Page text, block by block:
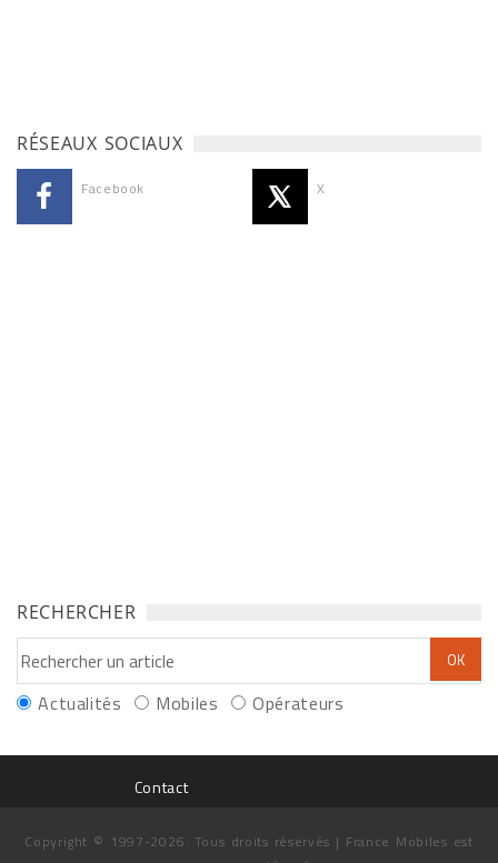
RÉSEAUX SOCIAUX
Facebook X
RECHERCHER
Actualités Mobiles Opérateurs
Contact
Copyright © 1997-2026. Tous droits réservés | France Mobiles est